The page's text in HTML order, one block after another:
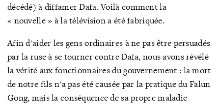
décédé) à diffamer Dafa. Voilà comment la
« nouvelle » à la télévision a été fabriquée.
Afin d'aider les gens ordinaires à ne pas être persuadés
par la ruse à se tourner contre Dafa, nous avons révélé
la vérité aux fonctionnaires du gouvernement : la mort
de notre fils n'a pas été causée par la pratique du Falun
Gong, mais la conséquence de sa propre maladie